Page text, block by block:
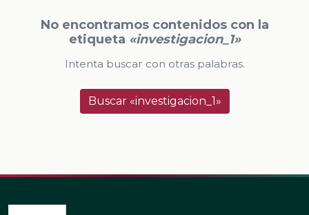
No encontramos contenidos con la
etiqueta «investigacion_1»
Intenta buscar con otras palabras.
Buscar «investigacion_1»